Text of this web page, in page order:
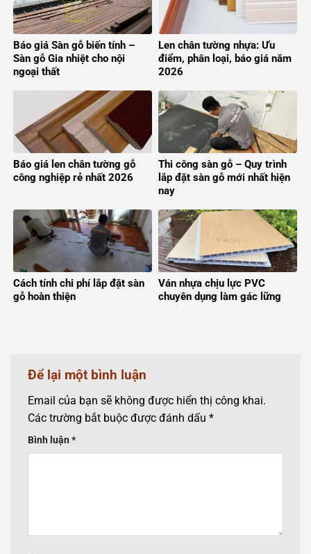
Báo giá Sàn gỗ biến tính –
Sàn gỗ Gia nhiệt cho nội
ngoại thất
Len chân tường nhựa: Ưu
điểm, phân loại, báo giá năm
2026
Báo giá len chân tường gỗ
công nghiệp rẻ nhất 2026
Thi công sàn gỗ – Quy trình
lắp đặt sàn gỗ mới nhất hiện
nay
Cách tính chi phí lắp đặt sàn
gỗ hoàn thiện
Ván nhựa chịu lực PVC
chuyên dụng làm gác lững
Để lại một bình luận
Email của bạn sẽ không được hiển thị công khai.
Các trường bắt buộc được đánh dấu *
Bình luận *